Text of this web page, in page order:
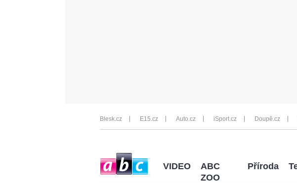
Blesk.cz E15.cz Auto.cz iSport.cz Doupě.cz
VIDEO
ABC
ZOO
Příroda